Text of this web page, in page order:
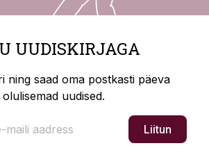
UUDISKIRJAGA
ning saad oma postkasti päeva
olulisemad uudised.
Liitun